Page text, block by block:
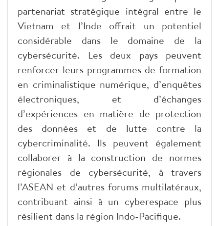
partenariat stratégique intégral entre le
Vietnam et l’Inde offrait un potentiel
considérable dans le domaine de la
cybersécurité. Les deux pays peuvent
renforcer leurs programmes de formation
en criminalistique numérique, d’enquêtes
électroniques, et d’échanges
d’expériences en matière de protection
des données et de lutte contre la
cybercriminalité. Ils peuvent également
collaborer à la construction de normes
régionales de cybersécurité, à travers
l’ASEAN et d’autres forums multilatéraux,
contribuant ainsi à un cyberespace plus
résilient dans la région Indo-Pacifique.